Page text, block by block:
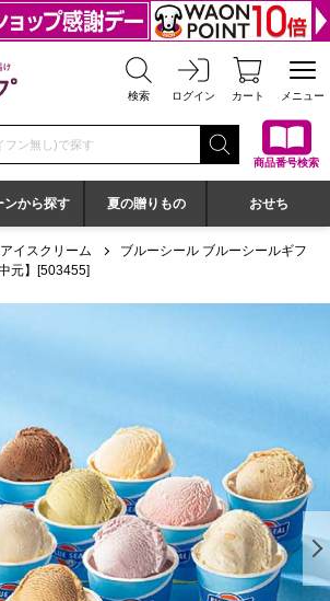
ネットでお届け イオンショップ
検索 ログイン カート メニュー
番号を入力してください
商品番号検索
ンから探す 夏の贈りもの おせち
アイスクリーム
ブルーシール ブルーシールギフ
元】[503455]